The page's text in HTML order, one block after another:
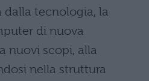
dalla tecnologia, la
di nuova
nuovi scopi, alla
nella struttura